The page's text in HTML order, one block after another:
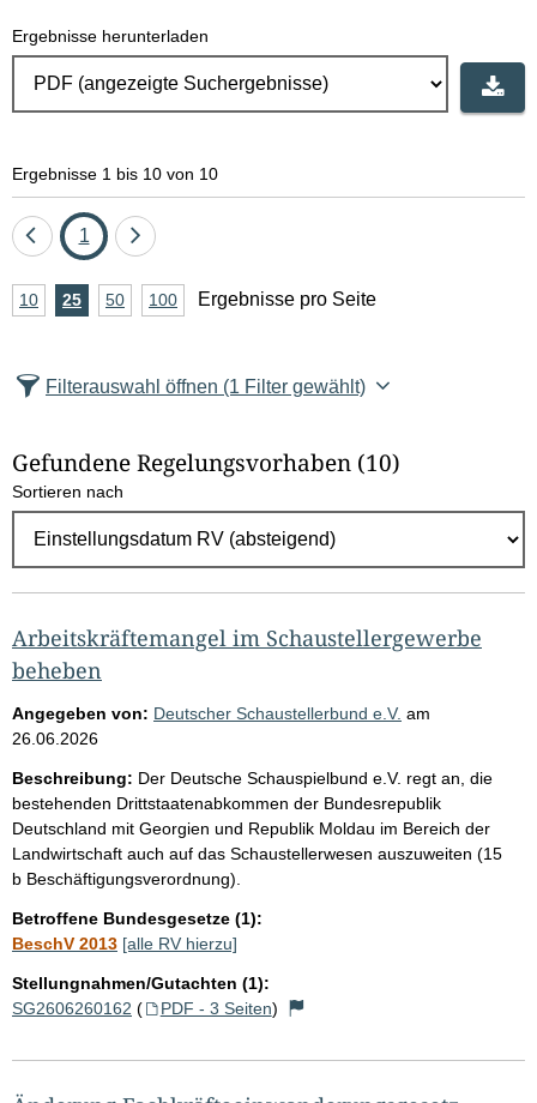
Ergebnisse herunterladen
Ergebnisse 1 bis 10 von 10
Eine
zurück
Seite
1
Eine
vor
A
z
l
E
g
e
b
n
i
s
s
e
p
r
S
e
i
e
10Ergebnisse
25Ergebnisse
50Ergebnisse
100Ergebnisse
Ergebnisse pro Seite
Filterauswahl öffnen (1 Filter gewählt)
Gefundene Regelungsvorhaben (10)
Sortieren nach
Arbeitskräftemangel im Schaustellergewerbe
beheben
Angegeben von: Deutscher Schaustellerbund e.V. am
26.06.2026
Beschreibung: Der Deutsche Schauspielbund e.V. regt an, die
bestehenden Drittstaatenabkommen der Bundesrepublik
Deutschland mit Georgien und Republik Moldau im Bereich der
Landwirtschaft auch auf das Schaustellerwesen auszuweiten (15
b Beschäftigungsverordnung).
Betroffene Bundesgesetze (1):
BeschV 2013 [alle RV hierzu]
Stellungnahmen/Gutachten (1):
SG2606260162 ( PDF - 3 Seiten)